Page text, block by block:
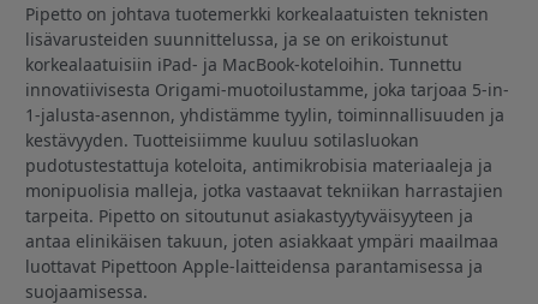
Pipetto on johtava tuotemerkki korkealaatuisten teknisten
lisävarusteiden suunnittelussa, ja se on erikoistunut
korkealaatuisiin iPad- ja MacBook-koteloihin. Tunnettu
innovatiivisesta Origami-muotoilustamme, joka tarjoaa 5-in-
1-jalusta-asennon, yhdistämme tyylin, toiminnallisuuden ja
kestävyyden. Tuotteisiimme kuuluu sotilasluokan
pudotustestattuja koteloita, antimikrobisia materiaaleja ja
monipuolisia malleja, jotka vastaavat tekniikan harrastajien
tarpeita. Pipetto on sitoutunut asiakastyytyväisyyteen ja
antaa elinikäisen takuun, joten asiakkaat ympäri maailmaa
luottavat Pipettoon Apple-laitteidensa parantamisessa ja
suojaamisessa.